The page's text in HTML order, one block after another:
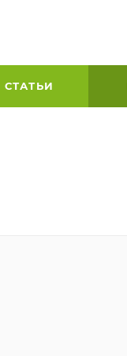
СТАТЬИ